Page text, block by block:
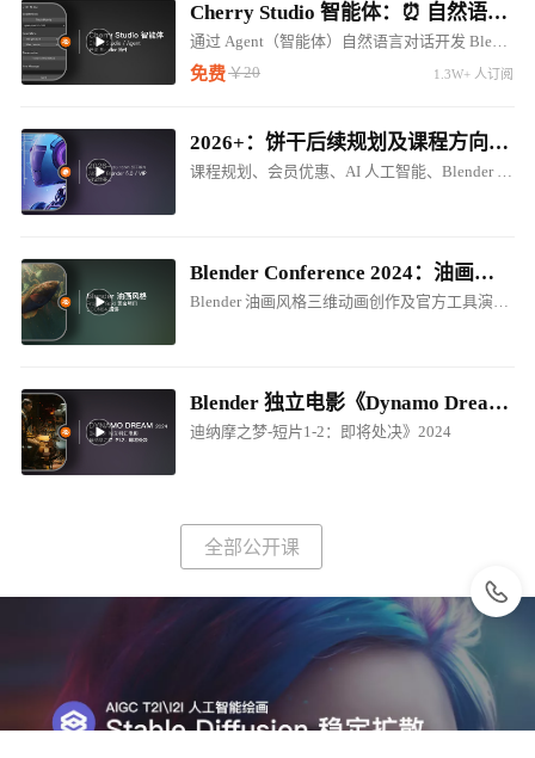
Cherry Studio 智能体：⏰ 自然语言对话开发 Blender LLM 插件 ⚠️⚠️⚠️
通过 Agent（智能体）自然语言对话开发 Blender 调用 LM Studio 对话插件
免费￥20 1.3W+ 人订阅
2026+：饼干后续规划及课程方向调整（内含惊喜内容...）
课程规划、会员优惠、AI 人工智能、Blender 5.0
Blender Conference 2024：油画风格电影制作创作分享
Blender 油画风格三维动画创作及官方工具演讲！
Blender 独立电影《Dynamo Dream - EP1-P2.Prepare for Execution / 迪纳摩之梦-短片1-2：即将处决》2024
迪纳摩之梦-短片1-2：即将处决》2024
全部公开课